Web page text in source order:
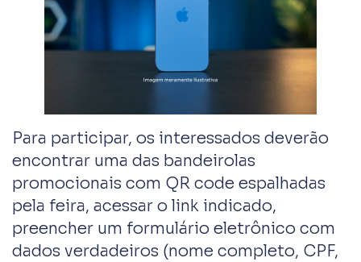
Para participar, os interessados deverão
encontrar uma das bandeirolas
promocionais com QR code espalhadas
pela feira, acessar o link indicado,
preencher um formulário eletrônico com
dados verdadeiros (nome completo, CPF,